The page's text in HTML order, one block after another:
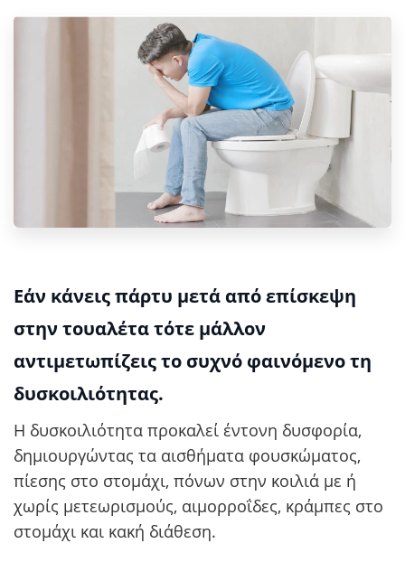
Εάν κάνεις πάρτυ μετά από επίσκεψη
στην τουαλέτα τότε μάλλον
αντιμετωπίζεις το συχνό φαινόμενο τη
δυσκοιλιότητας.
Η δυσκοιλιότητα προκαλεί έντονη δυσφορία,
δημιουργώντας τα αισθήματα φουσκώματος,
πίεσης στο στομάχι, πόνων στην κοιλιά με ή
χωρίς μετεωρισμούς, αιμορροΐδες, κράμπες στο
στομάχι και κακή διάθεση.